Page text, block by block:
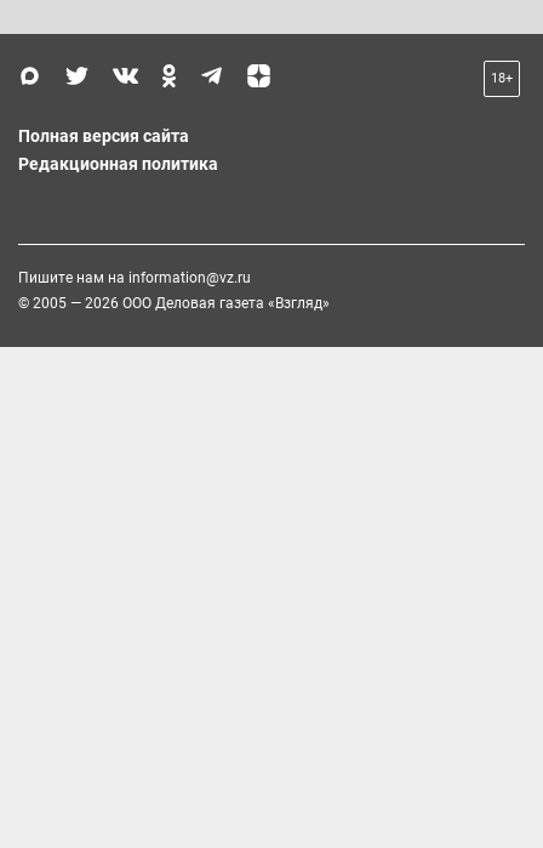
18+
Полная версия сайта
Редакционная политика
Пишите нам на information@vz.ru
© 2005 — 2026 ООО Деловая газета «Взгляд»